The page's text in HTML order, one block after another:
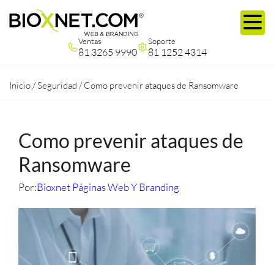
Ventas
81 3265 9990
Soporte
81 1252 4314
Inicio /Seguridad /Como prevenir ataques de Ransomware
Como prevenir ataques de
Ransomware
Por:Bioxnet Páginas Web Y Branding